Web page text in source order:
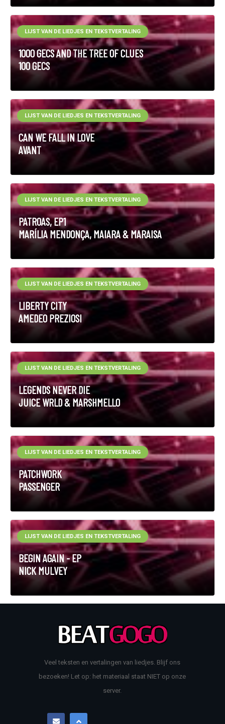
1000 GECS AND THE TREE OF CLUES
100 GECS
LIJST VAN DE LIEDJES EN TEKSTVERTALING
CAN WE FALL IN LOVE
AVANT
LIJST VAN DE LIEDJES EN TEKSTVERTALING
PATROAS, EP1
MARÍLIA MENDONÇA, MAIARA & MARAISA
LIJST VAN DE LIEDJES EN TEKSTVERTALING
LIBERTY CITY
AMEDEO PREZIOSI
LIJST VAN DE LIEDJES EN TEKSTVERTALING
LEGENDS NEVER DIE
JUICE WRLD & MARSHMELLO
LIJST VAN DE LIEDJES EN TEKSTVERTALING
PATCHWORK
PASSENGER
LIJST VAN DE LIEDJES EN TEKSTVERTALING
BEGIN AGAIN - EP
NICK MULVEY
LIJST VAN DE LIEDJES EN TEKSTVERTALING
Veel teksten en vertalingen van liedjes. Blijf ons
bezoeken! Let op: het materiaal staat NIET op onze
server.